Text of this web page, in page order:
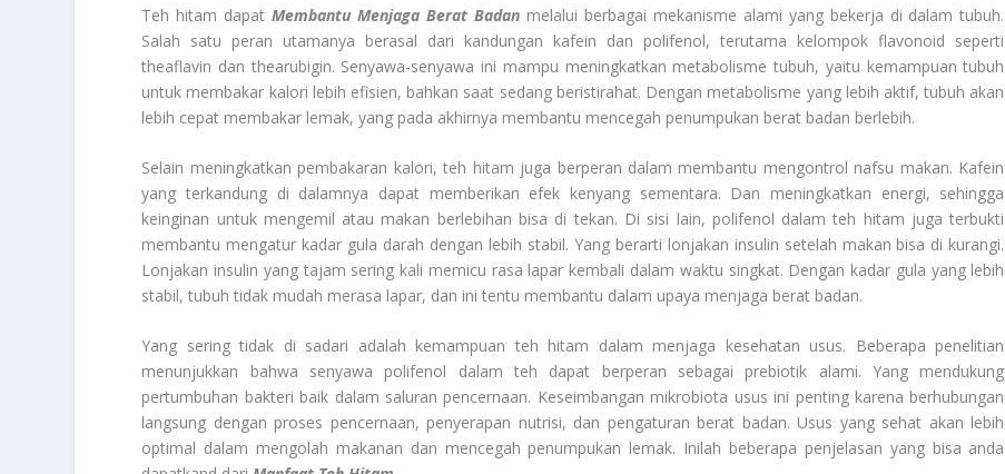
Teh hitam dapatMembantu Menjaga Berat Badanmelalui berbagai mekanisme alami yang bekerja di dalam tubuh.
Salah satu peran utamanya berasal dari kandungan kafein dan polifenol, terutama kelompok flavonoid seperti
theaflavin dan thearubigin. Senyawa-senyawa ini mampu meningkatkan metabolisme tubuh, yaitu kemampuan tubuh
untuk membakar kalori lebih efisien, bahkan saat sedang beristirahat. Dengan metabolisme yang lebih aktif, tubuh akan
lebih cepat membakar lemak, yang pada akhirnya membantu mencegah penumpukan berat badan berlebih.
Selain meningkatkan pembakaran kalori, teh hitam juga berperan dalam membantu mengontrol nafsu makan. Kafein
yang terkandung di dalamnya dapat memberikan efek kenyang sementara. Dan meningkatkan energi, sehingga
keinginan untuk mengemil atau makan berlebihan bisa di tekan. Di sisi lain, polifenol dalam teh hitam juga terbukti
membantu mengatur kadar gula darah dengan lebih stabil. Yang berarti lonjakan insulin setelah makan bisa di kurangi.
Lonjakan insulin yang tajam sering kali memicu rasa lapar kembali dalam waktu singkat. Dengan kadar gula yang lebih
stabil, tubuh tidak mudah merasa lapar, dan ini tentu membantu dalam upaya menjaga berat badan.
Yang sering tidak di sadari adalah kemampuan teh hitam dalam menjaga kesehatan usus. Beberapa penelitian
menunjukkan bahwa senyawa polifenol dalam teh dapat berperan sebagai prebiotik alami. Yang mendukung
pertumbuhan bakteri baik dalam saluran pencernaan. Keseimbangan mikrobiota usus ini penting karena berhubungan
langsung dengan proses pencernaan, penyerapan nutrisi, dan pengaturan berat badan. Usus yang sehat akan lebih
optimal dalam mengolah makanan dan mencegah penumpukan lemak. Inilah beberapa penjelasan yang bisa anda